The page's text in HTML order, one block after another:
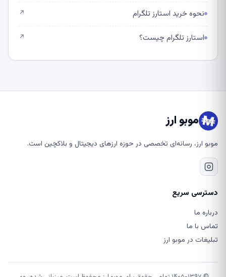
نحوه خرید استارز تلگرام ↗
استارز تلگرام چیست؟ ↗
موبو ارز
موبو ارز، رسانه‌ای تخصصی در حوزه ارزهای دیجیتال و بلاکچین است.
دسترسی سریع
درباره ما
تماس با ما
تبلیغات در موبو ارز